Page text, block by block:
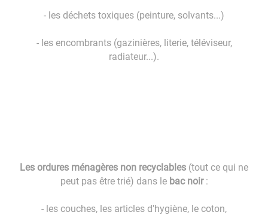
- les déchets toxiques (peinture, solvants...)
- les encombrants (gazinières, literie, téléviseur,
radiateur...).
Les ordures ménagères non recyclables (tout ce qui ne
peut pas être trié) dans le bac noir:
- les couches, les articles d'hygiène, le coton,